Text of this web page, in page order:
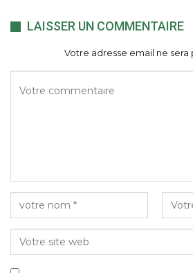
LAISSER UN COMMENTAIRE
Votre adresse email ne sera